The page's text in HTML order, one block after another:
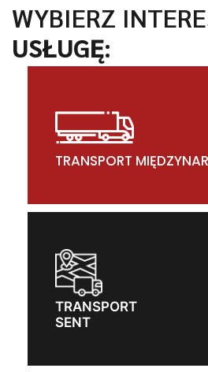
WYBIERZ
USŁUGĘ:
TRANSPORT
TRANSPORT
SENT